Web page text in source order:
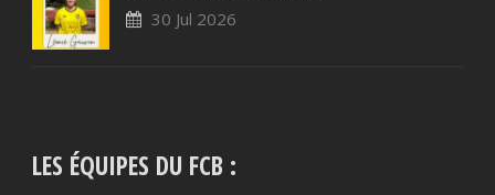
30 Jul 2026
LES ÉQUIPES DU FCB :